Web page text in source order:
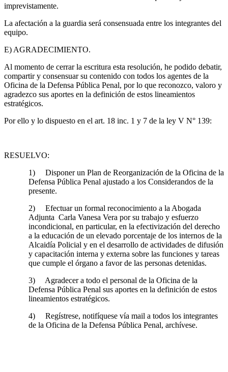
imprevistamente.
La afectación a la guardia será consensuada entre los integrantes del
equipo.
E) AGRADECIMIENTO.
Al momento de cerrar la escritura esta resolución, he podido debatir,
compartir y consensuar su contenido con todos los agentes de la
Oficina de la Defensa Pública Penal, por lo que reconozco, valoro y
agradezco sus aportes en la definición de estos lineamientos
estratégicos.
Por ello y lo dispuesto en el art. 18 inc. 1 y 7 de la ley V N° 139:
RESUELVO:
1) Disponer un Plan de Reorganización de la Oficina de la
Defensa Pública Penal ajustado a los Considerandos de la
presente.
2) Efectuar un formal reconocimiento a la Abogada
Adjunta Carla Vanesa Vera por su trabajo y esfuerzo
incondicional, en particular, en la efectivización del derecho
a la educación de un elevado porcentaje de los internos de la
Alcaidía Policial y en el desarrollo de actividades de difusión
y capacitación interna y externa sobre las funciones y tareas
que cumple el órgano a favor de las personas detenidas.
3) Agradecer a todo el personal de la Oficina de la
Defensa Pública Penal sus aportes en la definición de estos
lineamientos estratégicos.
4) Regístrese, notifíquese vía mail a todos los integrantes
de la Oficina de la Defensa Pública Penal, archívese.